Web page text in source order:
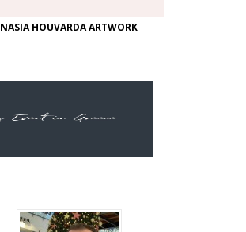
NASIA HOUVARDA ARTWORK